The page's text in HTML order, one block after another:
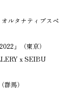
ルタナティブスペ
」（東京）
x SEIBU
馬）